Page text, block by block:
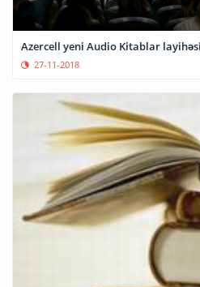
Azercell yeni Audio Kitablar
27-11-2018